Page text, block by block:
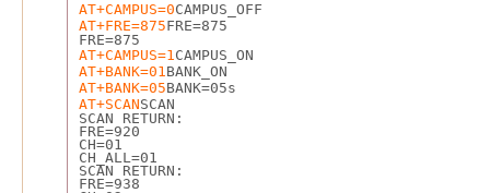
AT+CAMPUS=0CAMPUS_OFF
AT+FRE=875FRE=875
FRE=875
AT+CAMPUS=1CAMPUS_ON
AT+BANK=01BANK_ON
AT+BANK=05BANK=05s
AT+SCANSCAN
SCAN RETURN:
FRE=920
CH=01
CH_ALL=01
SCAN RETURN:
FRE=938